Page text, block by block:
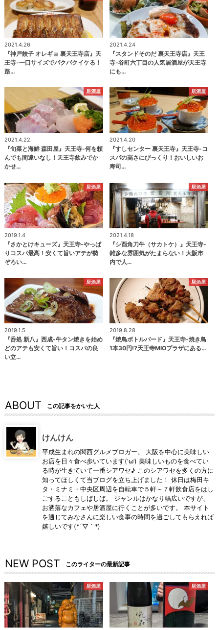
2021.4.26
『神戸餃子 オレギョ 裏天王寺店』天
王寺-一口サイズでパクパクイケる！
路…
2021.4.24
『スタンドそのだ 裏天王寺店』天王
寺-谷町六丁目の人気居酒屋が天王寺
にも…
居酒屋
2021.4.22
『旬菜と海鮮 森田屋』天王寺-何を頼
んでも間違いなし！天王寺飲みでか
かせ…
居酒屋
2021.4.20
『すしセンター 裏天王寺』天王寺-コ
スパの高さにびっくり！おいしいお
寿司…
居酒屋
2019.1.4
『さかとけキューズ』天王寺-やっぱ
りコスパ最高！安くて旨いアテが勢
ぞろい…
居酒屋
2021.4.18
『シ酉角刀牛（サカトケ）』天王寺-
雑多な雰囲気がたまらない！大阪市
内で人…
居酒屋
2019.1.5
『呑処 新八』西成-牛タン焼きを始め
どのアテも安くて旨い！コスパの良
い立…
居酒屋
2019.8.28
『焼鳥ボトルバード』天王寺-焼き鳥
1本30円!?天王寺MIOプラザにある…
ABOUT この記事をかいた人
けんけん
平成生まれの関西グルメブロガー。 大阪を中心に美味しい
お店を日々食べ歩いています(‘ω’) 美味しいものを食べてい
る時が生きていて一番シアワセ♪ このシアワセを多くの方に
知ってほしくて当ブログを立ち上げました！ 休日は梅田キ
タ・ミナミ・中央区周辺を自転車で５軒～７軒飲食店をはし
ごすることもしばしば。 ジャンルはかなり幅広いですが、
お洒落なカフェや居酒屋に行くことが多いです。 本サイト
を通じてみなさんに楽しい食事の時間を過ごしてもらえれば
嬉しいです(*´▽｀*)
NEW POST このライターの最新記事
居酒屋 居酒屋